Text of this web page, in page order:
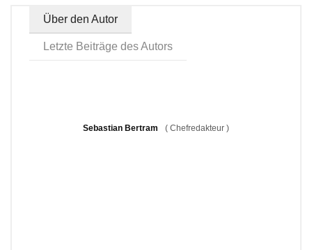
Über den Autor
Letzte Beiträge des Autors
Sebastian Bertram ( Chefredakteur )